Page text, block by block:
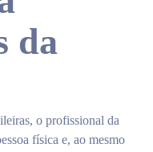
da
o profissional da
física e, ao mesmo